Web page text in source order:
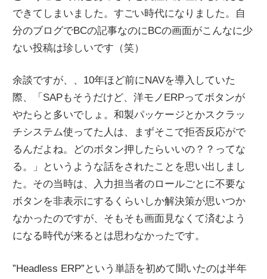
できてしまいました。すごい時代になりました。自
分のブログでBCの記事なのにBCの画面がこんなに少
ない投稿は珍しいです（笑）
余談ですが、、10年ほど前にNAVを導入していた
際、「SAPもそうだけど、洋モノERPってボタンが
やたらと多いでしょ。和製パッケージとかスクラッ
チシステム使ってた人は、まずそこで拒否反応がで
るんだよね。どのボタン押したらいいの？？ってな
る。」というような話をされたことを思い出しまし
た。その当時は、入力担当者のロールごとに不要な
ボタンを非表示にするくらいしか解決策が思いつか
なかったのですが、そもそも画面見なくて済むよう
になる時代が来るとは思わなかったです。
”Headless ERP”という単語を初めて聞いたのは半年